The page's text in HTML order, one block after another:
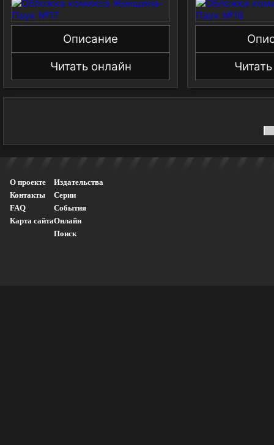
Описание
Читать онлайн
О проекте
Контакты
FAQ
Карта сайта
Издательства
Серии
События
Онлайн
Поиск